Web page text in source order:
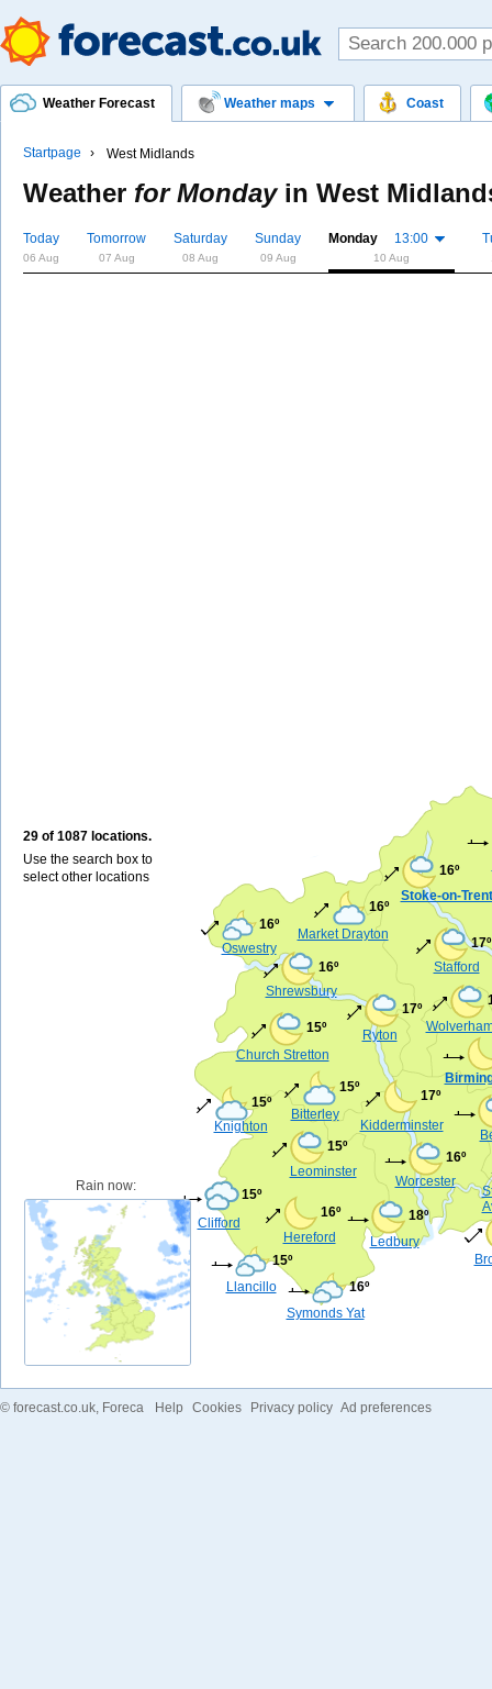
Weather Forecast Weather maps Coast
Startpage West Midlands
Weather for Mondayin West
Today
06 Aug
Tomorrow
07 Aug
Saturday
08 Aug
Sunday
09 Aug
Monday 13:00
10 Aug
29 of 1087 locations.
Use the search box to
select other locations
Stoke-on-Trent
16º
Worcester
16º
Shrewsbury
16º Stafford
17º
Hereford
16º
Kidderminster
17º
Oswestry
16º
Ryton
17º
Leominster
15º
Market Drayton
16º
Ledbury
18º
Church Stretton
15º
Knighton
15º
Llancillo
15º
Clifford
15º
Bitterley
15º
Symonds Yat
16º
Rain now:
© forecast.co.uk , Foreca Help Cookies Privacy policy Ad preferences